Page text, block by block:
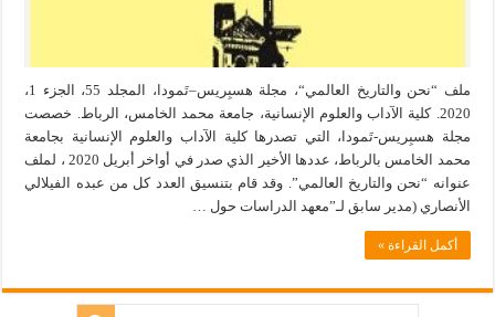
ملف “نحن والتاريخ العالمي“، مجلة هسبِريس–تَمودا، المجلد 55، الجزء 1،
2020. كلية الآداب والعلوم الإنسانية، جامعة محمد الخامس، الرباط. خصصت
مجلة هسبِريس-تَمودا، التي تصدرها كلية الآداب والعلوم الإنسانية بجامعة
محمد الخامس بالرباط، عددها الأخير الذي صدر في أواخر أبريل 2020 ، لملف
عنوانه “نحن والتاريخ العالمي”. وقد قام بتنسيق العدد كل من عبده الفيلالي
الأنصاري (مدير سابق لـ”معهد الدراسات حول …
أكمل القراءة »